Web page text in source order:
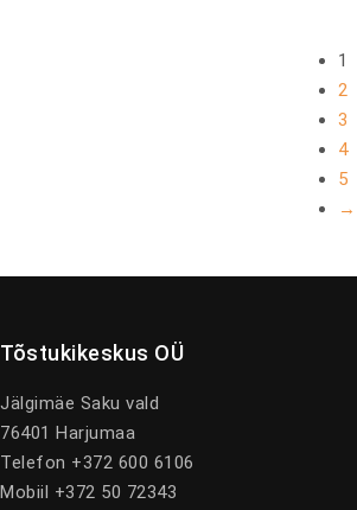
1
2
3
4
5
→
Tõstukikeskus OÜ
Jälgimäe Saku vald
76401 Harjumaa
Telefon +372 600 6106
Mobiil +372 50 72343